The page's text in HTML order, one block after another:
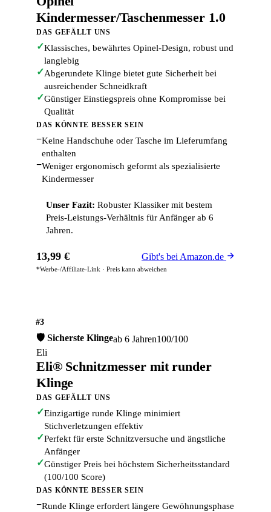
Kindermesser/Taschenmesser 1.0
DAS GEFÄLLT UNS
✓Klassisches, bewährtes Opinel-Design, robust und
langlebig
✓Abgerundete Klinge bietet gute Sicherheit bei
ausreichender Schneidkraft
✓Günstiger Einstiegspreis ohne Kompromisse bei
Qualität
DAS KÖNNTE BESSER SEIN
−Keine Handschuhe oder Tasche im Lieferumfang
enthalten
−Weniger ergonomisch geformt als spezialisierte
Kindermesser
Unser Fazit: Robuster Klassiker mit bestem
Preis-Leistungs-Verhältnis für Anfänger ab 6
Jahren.
13,99 € Gibt's bei Amazon.de
*Werbe-/Affiliate-Link · Preis kann abweichen
#3
🛡️ Sicherste Klingeab 6 Jahren100/100
Eli
Eli® Schnitzmesser mit runder
Klinge
DAS GEFÄLLT UNS
✓Einzigartige runde Klinge minimiert
Stichverletzungen effektiv
✓Perfekt für erste Schnitzversuche und ängstliche
Anfänger
✓Günstiger Preis bei höchstem Sicherheitsstandard
(100/100 Score)
DAS KÖNNTE BESSER SEIN
−Runde Klinge erfordert längere Gewöhnungsphase